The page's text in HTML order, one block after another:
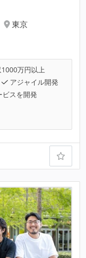
東京
万円以上
アジャイル開発
ビスを開発